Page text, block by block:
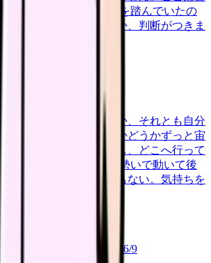
前の職場はもっと段階を踏んでいたの
いるのか自分が甘いのか、判断がつきま
環境なのか…
職場の環境のせいなのか、それとも自分
けられず、転職すべきかどうかずっと宙
れば楽になる気もするし、どこへ行って
決め手がありません。 勢いで動いて後
、このまま留まる根拠もない。気持ちを
断材料の集…
ほしい
2026/6/9